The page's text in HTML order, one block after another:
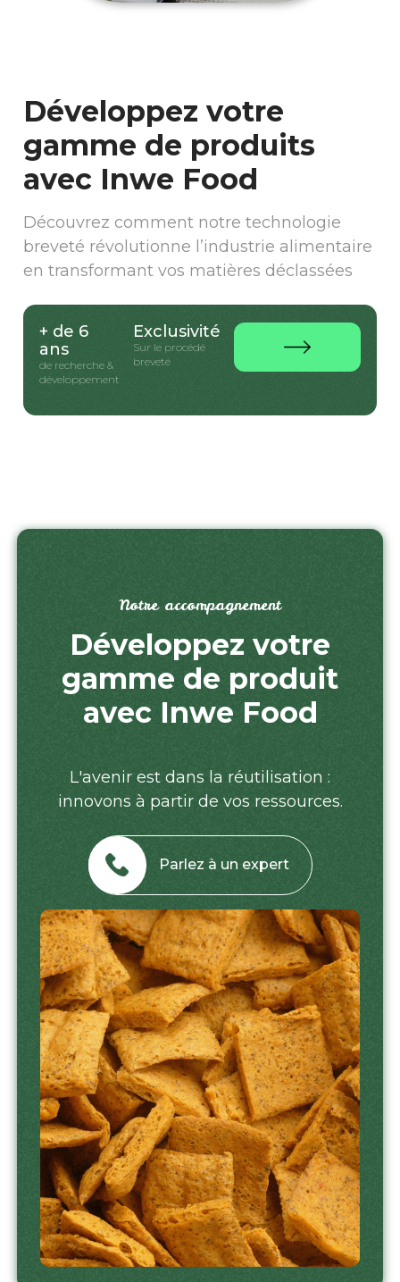
Développez votre
gamme de produits
avec Inwe Food
Découvrez comment notre technologie
breveté révolutionne l’industrie alimentaire
en transformant vos matières déclassées
+ de 6
ans
de recherche &
développement
Exclusivité
Sur le procédé
breveté
Notre accompagnement
Développez votre
gamme de produit
avec Inwe Food
L'avenir est dans la réutilisation :
innovons à partir de vos ressources.
Parlez à un expert